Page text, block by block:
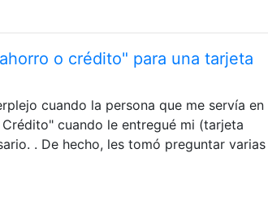
o crédito" para una tarjeta
cuando la persona que me servía en
cuando le entregué mi (tarjeta
. De hecho, les tomó preguntar varias